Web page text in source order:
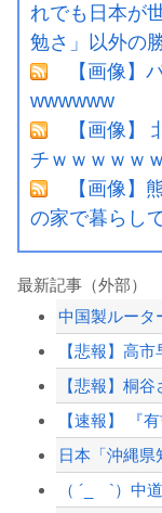
れでも日本が
勉さ」以外の
【画像】
wwwwww
【画像】
チｗｗｗｗｗ
【画像】
の家で暮らし
最新記事（外部）